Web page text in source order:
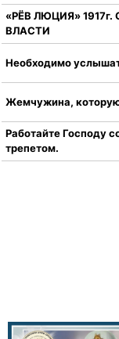
«РЁВ ЛЮЦИЯ» 1917г.
ВЛАСТИ
Необходимо
Жемчужина,
Работайте Господу
трепетом.